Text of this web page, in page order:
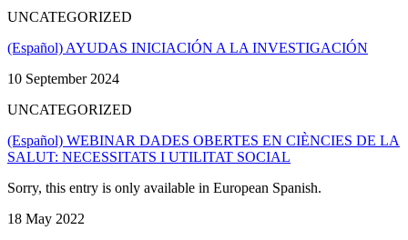
UNCATEGORIZED
(Español) AYUDAS INICIACIÓN A LA INVESTIGACIÓN
10 September 2024
UNCATEGORIZED
(Español) WEBINAR DADES OBERTES EN CIÈNCIES DE LA
SALUT: NECESSITATS I UTILITAT SOCIAL
Sorry, this entry is only available in European Spanish.
18 May 2022